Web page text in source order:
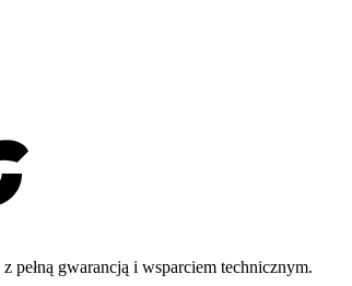
gwarancją i wsparciem technicznym.